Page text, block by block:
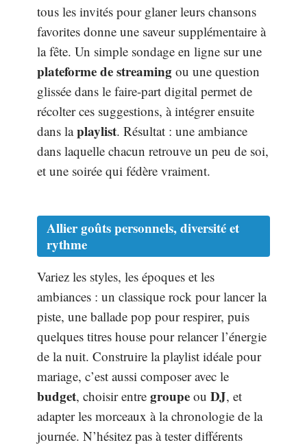
tous les invités pour glaner leurs chansons
favorites donne une saveur supplémentaire à
la fête. Un simple sondage en ligne sur une
plateforme de streaming ou une question
glissée dans le faire-part digital permet de
récolter ces suggestions, à intégrer ensuite
dans laplaylist. Résultat : une ambiance
dans laquelle chacun retrouve un peu de soi,
et une soirée qui fédère vraiment.
Allier goûts personnels, diversité et
rythme
Variez les styles, les époques et les
ambiances : un classique rock pour lancer la
piste, une ballade pop pour respirer, puis
quelques titres house pour relancer l’énergie
de la nuit. Construire la playlist idéale pour
mariage, c’est aussi composer avec le
budget, choisir entre groupe ou DJ, et
adapter les morceaux à la chronologie de la
journée. N’hésitez pas à tester différents